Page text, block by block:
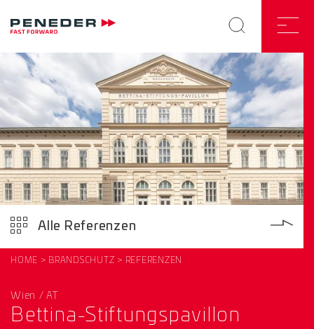
Alle Referenzen
HOME BRANDSCHUTZ REFERENZEN
Wien / AT
Bettina-Stiftungspavillon